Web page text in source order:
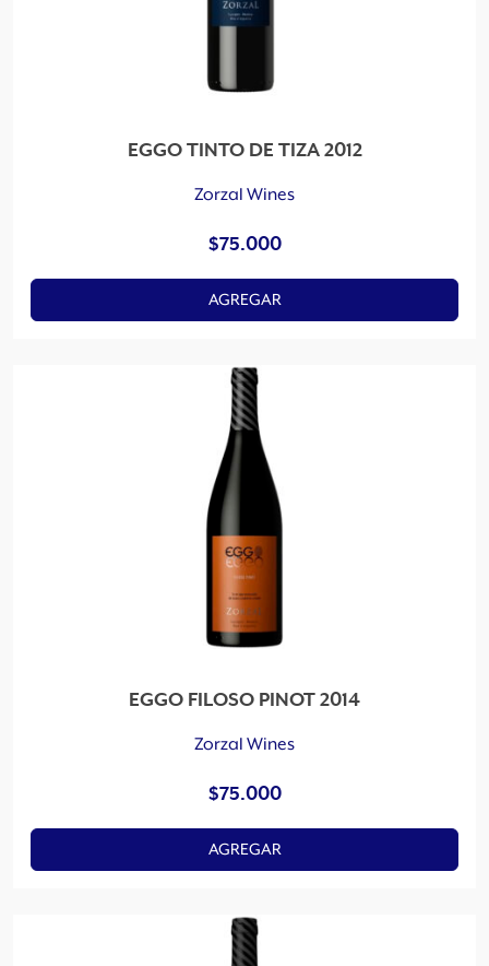
l
ú
t
m
s
EGGO TINTO DE TIZA 2012
Zorzal Wines
$75.000
AGREGAR
EGGO FILOSO PINOT 2014
Zorzal Wines
$75.000
AGREGAR